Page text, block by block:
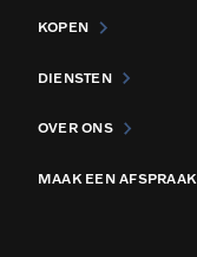
KOPEN
DIENSTEN
OVER ONS
MAAK EEN AFSPRAAK